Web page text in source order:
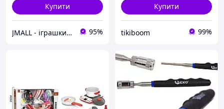
Купити
JMALL - іграшки та товари для детей 95%
Купити
tikiboom 99%